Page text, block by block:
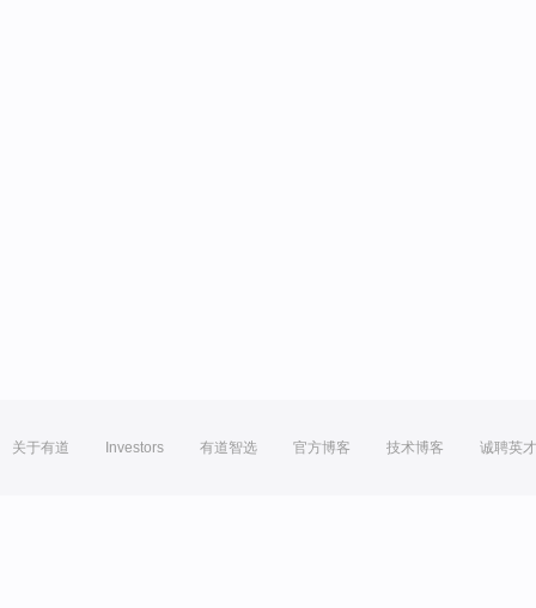
关于有道 Investors 有道智选 官方博客 技术博客 诚聘英才